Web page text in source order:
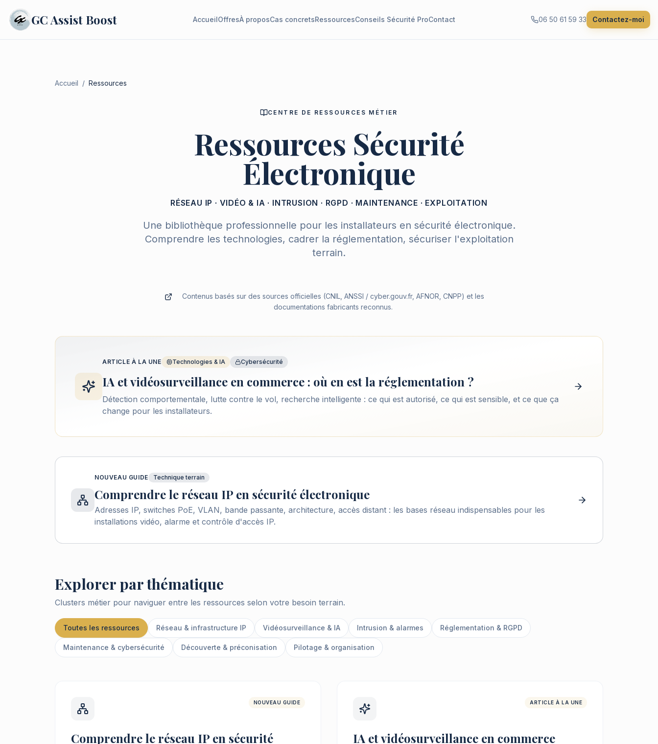
GCAssist Boost AccueilOffresÀ proposCas concretsRessourcesConseils Sécurité ProContact 06 50 61 59 33 Contactez-moi
Accueil / Ressources
CENTRE DE RESSOURCES MÉTIER
Ressources Sécurité
Électronique
RÉSEAU IP · VIDÉO & IA · INTRUSION · RGPD · MAINTENANCE · EXPLOITATION
Une bibliothèque professionnelle pour les installateurs en sécurité électronique.
Comprendre les technologies, cadrer la réglementation, sécuriser l'exploitation
terrain.
Contenus basés sur des sources officielles (CNIL, ANSSI / cyber.gouv.fr, AFNOR, CNPP) et les
documentations fabricants reconnus.
ARTICLE À LA UNE Technologies & IA Cybersécurité
IA et vidéosurveillance en commerce : où en est la réglementation ?
Détection comportementale, lutte contre le vol, recherche intelligente : ce qui est autorisé, ce qui est sensible, et ce que ça
change pour les installateurs.
NOUVEAU GUIDE Technique terrain
Comprendre le réseau IP en sécurité électronique
Adresses IP, switches PoE, VLAN, bande passante, architecture, accès distant : les bases réseau indispensables pour les
installations vidéo, alarme et contrôle d'accès IP.
Explorer par thématique
Clusters métier pour naviguer entre les ressources selon votre besoin terrain.
Toutes les ressources Réseau & infrastructure IP Vidéosurveillance & IA Intrusion & alarmes Réglementation & RGPD
Maintenance & cybersécurité Découverte & préconisation Pilotage & organisation
NOUVEAU GUIDE
Comprendre le réseau IP en sécurité
ARTICLE À LA UNE
IA et vidéosurveillance en commerce